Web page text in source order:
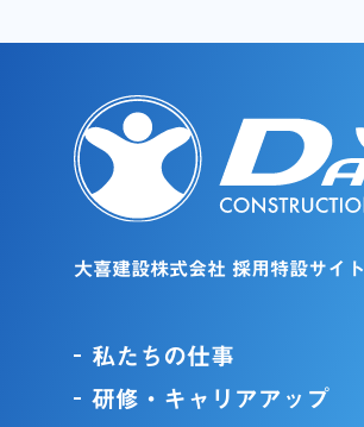
大喜建設株式会社 採用特設サイト
私たちの仕事
研修・キャリアアップ